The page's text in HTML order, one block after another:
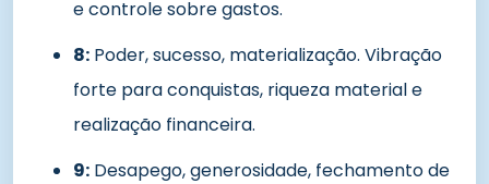
e controle sobre gastos.
8: Poder, sucesso, materialização. Vibração
forte para conquistas, riqueza material e
realização financeira.
9: Desapego, generosidade, fechamento de